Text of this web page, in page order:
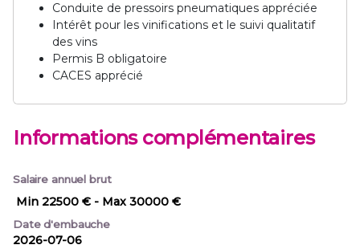
Conduite de pressoirs pneumatiques appréciée
Intérêt pour les vinifications et le suivi qualitatif
des vins
Permis B obligatoire
CACES apprécié
Informations complémentaires
Salaire annuel brut
Min 22500 € - Max 30000 €
Date d'embauche
2026-07-06